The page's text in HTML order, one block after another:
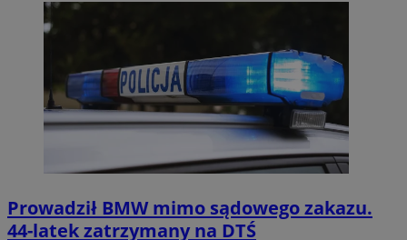
Prowadził BMW mimo sądowego zakazu.
44-latek zatrzymany na DTŚ